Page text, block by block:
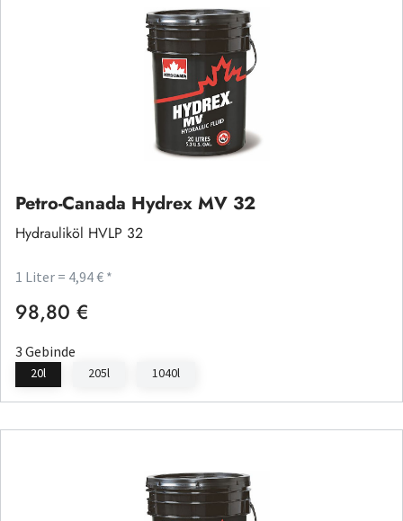
Petro-Canada Hydrex MV 32
Hydrauliköl HVLP 32
1 Liter = 4,94 € *
Regulärer Preis:
98,80 €
3 Gebinde
20l 205l 1040l